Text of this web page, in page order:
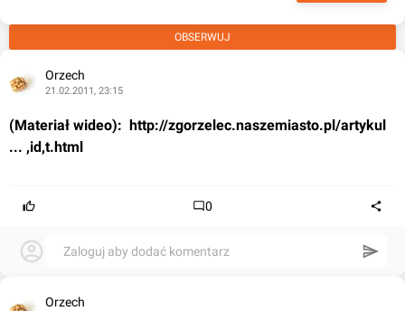
OBSERWUJ
Orzech
21.02.2011, 23:15
(Materiał wideo): http://zgorzelec.naszemiasto.pl/artykul
... ,id,t.html
0
Zaloguj aby dodać komentarz
Orzech